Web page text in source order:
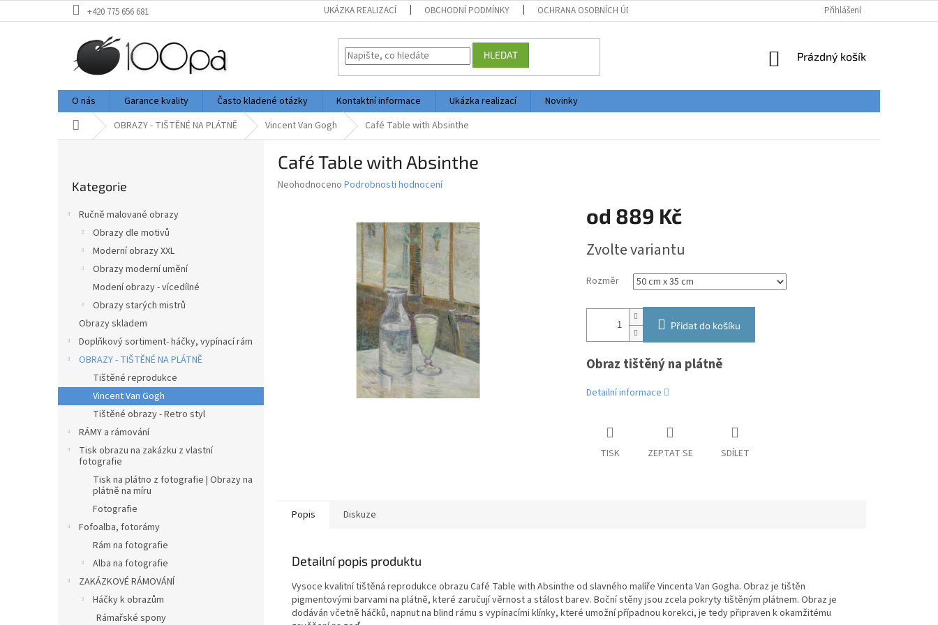
na
+420 775 656 681 UKÁZKA REALIZACÍ OBCHODNÍ PODMÍNKY OCHRANA OSOBNÍCH ÚDAJŮ Přihlášení
HLEDAT
NÁKUPNÍ
Prázdný košík
O nás Garance kvality Často kladené otázky Kontaktní informace Ukázka realizací
Novinky
Domů OBRAZY - TIŠTĚNÉ NA PLÁTNĚ Vincent Van Gogh Café Table with Absinthe
kategorie
Kategorie
Ručně malované obrazy
Obrazy dle motivů
Moderní obrazy XXL
Obrazy moderní umění
Modení obrazy - vícedílné
Obrazy starých mistrů
Obrazy skladem
Doplňkový sortiment- háčky, vypínací rám
OBRAZY - TIŠTĚNÉ NA PLÁTNĚ
Tištěné reprodukce
Vincent Van Gogh
Tištěné obrazy - Retro styl
RÁMY a rámování
Tisk obrazu na zakázku z vlastní
fotografie
Tisk na plátno z fotografie | Obrazy na
plátně na míru
Fotografie
Fofoalba, fotorámy
Rám na fotografie
Alba na fotografie
ZAKÁZKOVÉ RÁMOVÁNÍ
Háčky k obrazům
Rámařské spony
Café Table with Absinthe
Průměrné
Neohodnoceno Podrobnosti hodnocení
od 889 Kč
cena:
Zvolte variantu
Rozměr
Přidat do košíku
Obraz tištěný na plátně
Detailní informace
TISK ZEPTAT SE SDÍLET
Popis Diskuze
Detailní popis produktu
Vysoce kvalitní tištěná reprodukce obrazu Café Table with Absinthe od slavného malíře Vincenta Van Gogha. Obraz je tištěn
pigmentovými barvami na plátně, které zaručují věrnost a stálost barev. Boční stěny jsou zcela pokryty tištěným plátnem. Obraz je
dodáván včetně háčků, napnut na blind rámu s vypínacími klínky, které umožní případnou korekci, je tedy připraven k okamžitému